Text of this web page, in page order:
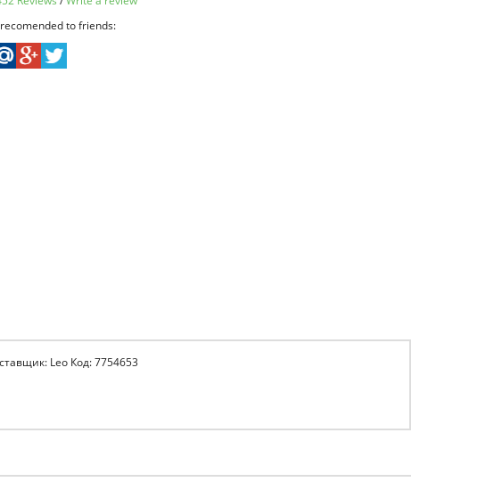
to friends:
Leo Код: 7754653